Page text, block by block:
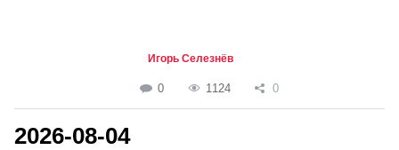
Игорь Селезнёв
0 1124 0
2026-08-04